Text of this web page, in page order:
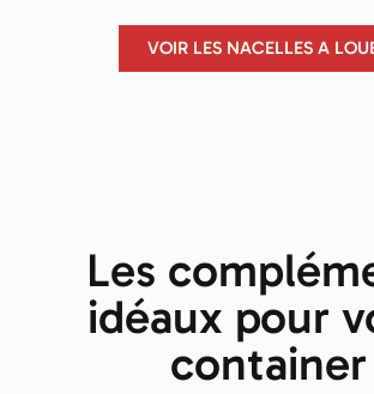
VOIR LES NACELLES A
Les
idéaux pour
container